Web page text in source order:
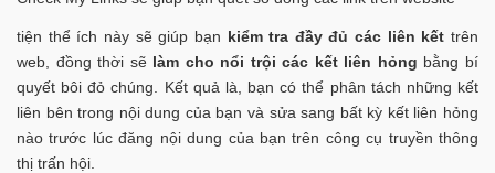
tiện thể ích này sẽ giúp bạn kiểm tra đầy đủ các liên kết trên
web, đồng thời sẽ làm cho nổi trội các kết liên hỏng bằng bí
quyết bôi đỏ chúng. Kết quả là, bạn có thể phân tách những kết
liên bên trong nội dung của bạn và sửa sang bất kỳ kết liên hỏng
nào trước lúc đăng nội dung của bạn trên công cụ truyền thông
thị trấn hội.